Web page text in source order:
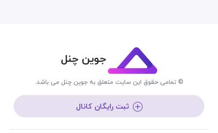
جوین چنل
© تمامی حقوق این سایت متعلق به جوین چنل می باشد.
ثبت رایگان کانال